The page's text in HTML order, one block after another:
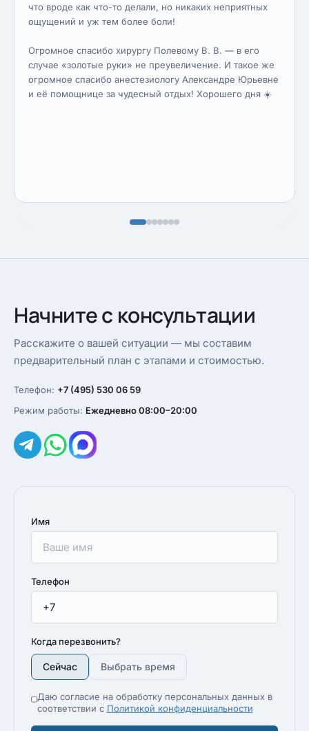
что вроде как что-то делали, но никаких неприятных
ощущений и уж тем более боли!
Огромное спасибо хирургу Полевому В. В. — в его
случае «золотые руки» не преувеличение. И такое же
огромное спасибо анестезиологу Александре Юрьевне
и её помощнице за чудесный отдых! Хорошего дня ☀️
Начните с консультации
Расскажите о вашей ситуации — мы составим
предварительный план с этапами и стоимостью.
Телефон: +7 (495) 530 06 59
Режим работы: Ежедневно 08:00–20:00
Имя
Телефон
Когда перезвонить?
Сейчас Выбрать время
Даю согласие на обработку персональных данных в
соответствии с Политикой конфиденциальности